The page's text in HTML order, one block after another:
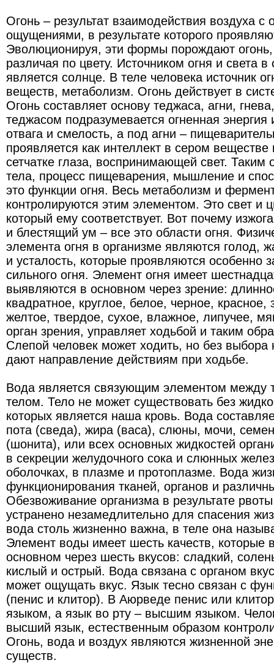
Огонь – результат взаимодействия воздуха с
ощущениями, в результате которого
Эволюционируя, эти формы порождают огонь,
различая по цвету. Источником огня и света
является солнце. В теле человека источник
веществ, метаболизм. Огонь действует в
Огонь составляет основу теджаса, агни,
теджасом подразумевается огненная энергия
отвага и смелость, а под агни –
проявляется как интеллект в сером веществе
сетчатке глаза, воспринимающей свет. Таким
тела, процесс пищеварения, мышление и
это функции огня. Весь метаболизм и
контролируются этим элементом. Это свет и
который ему соответствует. Вот почему
и блестящий ум – все это области огня.
элемента огня в организме являются голод,
и усталость, которые проявляются особенно
сильного огня. Элемент огня имеет
выявляются в основном через зрение:
квадратное, круглое, белое, черное, красное,
желтое, твердое, сухое, влажное, липучее,
орган зрения, управляет ходьбой и таким
Слепой человек может ходить, но без выбора
дают направление действиям при ходьбе.
Вода является связующим элементом между
телом. Тело не может существовать без
которых является наша кровь. Вода
пота (сведа), жира (васа), слюны, мочи,
(шонита), или всех основных жидкостей
в секреции желудочного сока и слюнных
оболочках, в плазме и протоплазме. Вода
функционирования тканей, органов и
Обезвоживание организма в результате
устранено незамедлительно для спасения
вода столь жизненно важна, в теле она
Элемент воды имеет шесть качеств, которые
основном через шесть вкусов: сладкий,
кислый и острый. Вода связана с органом
может ощущать вкус. Язык тесно связан с
(пенис и клитор). В Аюрведе пенис или
языком, а язык во рту – высшим языком.
высший язык, естественным образом
Огонь, вода и воздух являются жизненной
существ.